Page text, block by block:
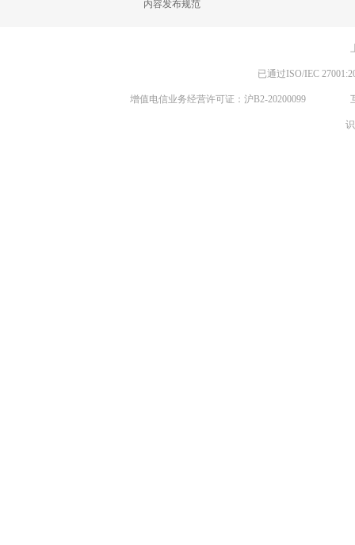
内容发布规范
已通过ISO/IEC
增值电信业务经营许可证：沪B2-20200099